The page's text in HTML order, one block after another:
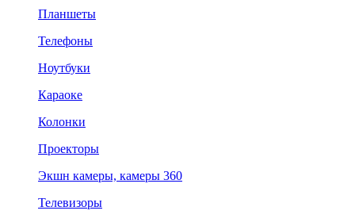
Планшеты
Телефоны
Ноутбуки
Караоке
Колонки
Проекторы
Экшн камеры, камеры 360
Телевизоры